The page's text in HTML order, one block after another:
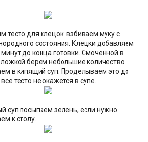
тесто для клецок: взбиваем муку с
состояния. Клецки добавляем
минут до конца готовки. Смоченной в
берем небольшие количество
в кипящий суп. Проделываем это до
тесто не окажется в супе.
суп посыпаем зелень, если нужно
к столу.